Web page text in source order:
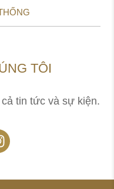
TÔI
tin tức và sự kiện.